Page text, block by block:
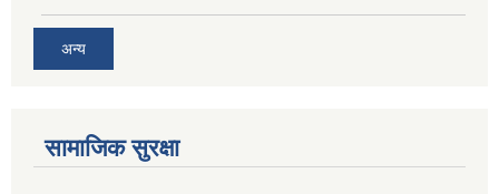
अन्य
सामाजिक सुरक्षा